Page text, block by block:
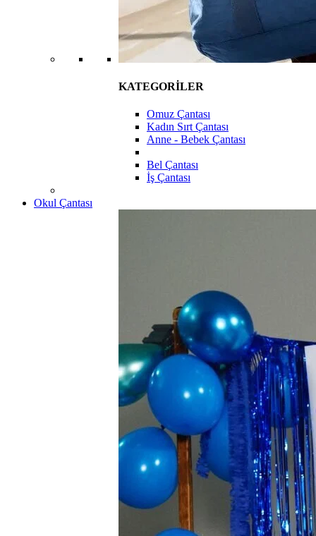
KATEGORİLER
Omuz Çantası
Kadın Sırt Çantası
Anne - Bebek Çantası
Bel Çantası
İş Çantası
Okul Çantası